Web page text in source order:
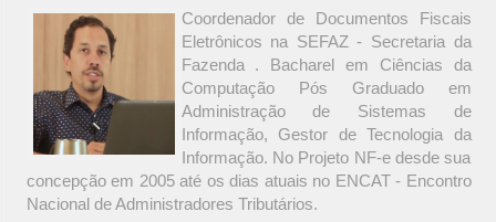
Coordenador de Documentos Fiscais
Eletrônicos na SEFAZ - Secretaria da
Fazenda . Bacharel em Ciências da
Computação Pós Graduado em
Administração de Sistemas de
Informação, Gestor de Tecnologia da
Informação. No Projeto NF-e desde sua
concepção em 2005 até os dias atuais no ENCAT - Encontro
Nacional de Administradores Tributários.